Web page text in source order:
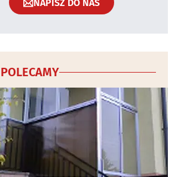
NAPISZ DO NAS
POLECAMY